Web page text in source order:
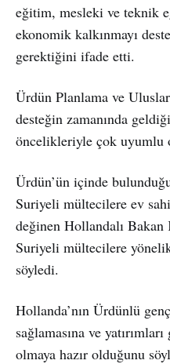
eğitim, mesleki ve teknik
ekonomik kalkınmayı
gerektiğini ifade etti.
Ürdün Planlama ve
desteğin zamanında
öncelikleriyle çok uyumlu
Ürdün’ün içinde
Suriyeli mültecilere ev
değinen Hollandalı
Suriyeli mültecilere
söyledi.
Hollanda’nın Ürdünlü
sağlamasına ve
olmaya hazır olduğunu